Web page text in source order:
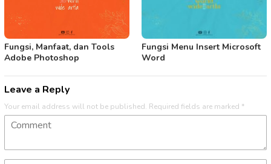
Fungsi, Manfaat, dan Tools
Adobe Photoshop
Fungsi Menu Insert Microsoft
Word
Leave a Reply
Your email address will not be published. Required fields are marked *